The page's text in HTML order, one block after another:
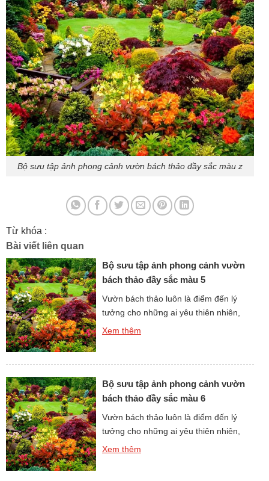
Bộ sưu tập ảnh phong cảnh vườn bách thảo đầy sắc màu z
Từ khóa :
Bài viết liên quan
Bộ sưu tập ảnh phong cảnh vườn
bách thảo đầy sắc màu 5
Vườn bách thảo luôn là điểm đến lý
tưởng cho những ai yêu thiên nhiên,
tìm kiếm không gian xanh để thư giãn.
thuần khiết của cây cỏ mà còn truyền
cảm hứng cho lối sống xanh và hòa
hợp với […]
Xem thêm
Bộ sưu tập ảnh phong cảnh vườn
bách thảo đầy sắc màu 6
Vườn bách thảo luôn là điểm đến lý
tưởng cho những ai yêu thiên nhiên,
tìm kiếm không gian xanh để thư giãn.
Xem thêm